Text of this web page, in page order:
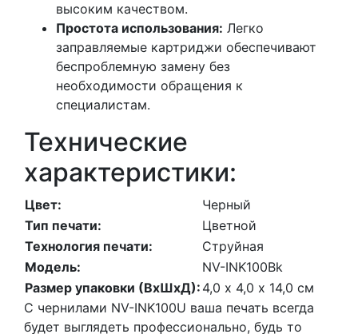
высоким качеством.
Простота использования: Легко
заправляемые картриджи обеспечивают
беспроблемную замену без
необходимости обращения к
специалистам.
Технические
характеристики:
Цвет:
Черный
Тип печати:
Цветной
Технология печати:
Струйная
Модель:
NV-INK100Bk
Размер упаковки (ВхШхД): 4,0 х 4,0 х 14,0 см
С чернилами NV-INK100U ваша печать всегда
будет выглядеть профессионально, будь то